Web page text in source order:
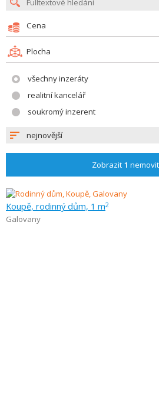
Cena
Plocha
všechny inzeráty
realitní kancelář
soukromý inzerent
nejnovější
Zobrazit 1
Koupě, rodinný dům, 1 m2
Galovany